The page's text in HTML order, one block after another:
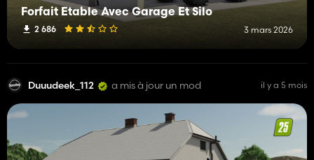
Forfait Étable Avec Garage Et Silo
2 686 3 mars 2026
Duuudeek_112 a mis à jour un mod il y a 5 mois